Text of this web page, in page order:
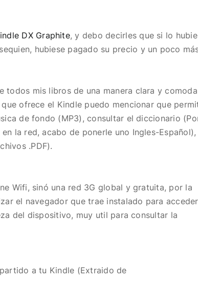
DX Graphite, y debo decirles que si lo
hubiese pagado su precio y un poco
mis libros de una manera clara y
ofrece el Kindle puedo mencionar que
de fondo (MP3), consultar el diccionario
la red, acabo de ponerle uno Ingles-Español),
.PDF).
Wifi, sinó una red 3G global y gratuita, por la
el navegador que trae instalado para
del dispositivo, muy util para consultar la
a tu Kindle (Extraido de